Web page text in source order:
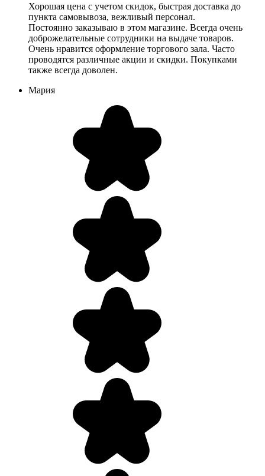
Хорошая цена с учетом скидок, быстрая доставка до
пункта самовывоза, вежливый персонал.
Постоянно заказываю в этом магазине. Всегда очень
доброжелательные сотрудники на выдаче товаров.
Очень нравится оформление торгового зала. Часто
проводятся различные акции и скидки. Покупками
также всегда доволен.
Мария